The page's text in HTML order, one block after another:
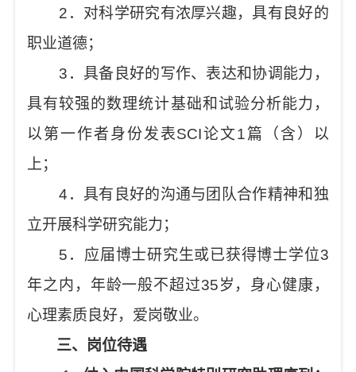
2 ．对科学研究有浓厚兴趣，具有良好的
职业道德；
3 ．具备良好的写作、表达和协调能力，
具有较强的数理统计基础和试验分析能力，
以第一作者身份发表SCI论文1篇（含）以
上；
4 ．具有良好的沟通与团队合作精神和独
立开展科学研究能力；
5 ．应届博士研究生或已获得博士学位3
年之内，年龄一般不超过35岁，身心健康，
心理素质良好，爱岗敬业。
三、岗位待遇